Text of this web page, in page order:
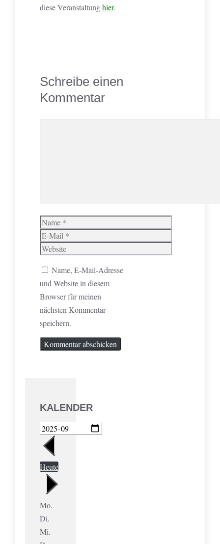
diese Veranstaltunghier.
Schreibe einen
Kommentar
Name
E-
Mail
Website
Name, E-Mail-Adresse
und Website in diesem
Browser für meinen
nächsten Kommentar
speichern.
KALENDER
Heute
Mo.
Di.
Mi.